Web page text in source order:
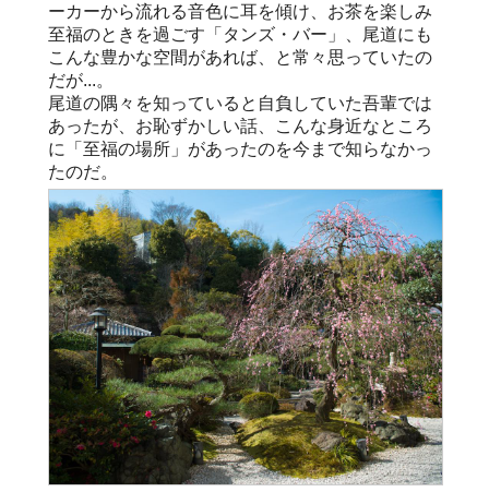
ーカーから流れる音色に耳を傾け、お茶を楽しみ
至福のときを過ごす「タンズ・バー」、尾道にも
こんな豊かな空間があれば、と常々思っていたの
だが...。
尾道の隅々を知っていると自負していた吾輩では
あったが、お恥ずかしい話、こんな身近なところ
に「至福の場所」があったのを今まで知らなかっ
たのだ。